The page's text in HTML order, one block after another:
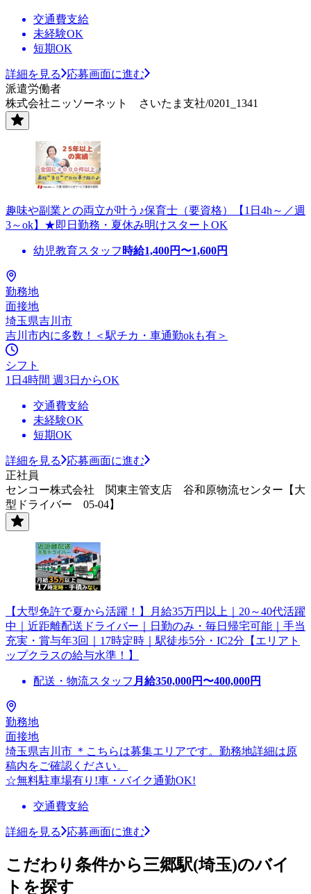
交通費支給
未経験OK
短期OK
詳細を見る
応募画面に進む
派遣労働者
株式会社ニッソーネット さいたま支社/0201_1341
趣味や副業との両立が叶う♪保育士（要資格）【1日4h～／週
3～ok】★即日勤務・夏休み明けスタートOK
幼児教育スタッフ 時給1,400円〜1,600円
勤務地
面接地
埼玉県吉川市
吉川市内に多数！＜駅チカ・車通勤okも有＞
シフト
1日4時間 週3日からOK
交通費支給
未経験OK
短期OK
詳細を見る
応募画面に進む
正社員
センコー株式会社 関東主管支店 谷和原物流センター【大
型ドライバー 05-04】
【大型免許で夏から活躍！】月給35万円以上｜20～40代活躍
中｜近距離配送ドライバー｜日勤のみ・毎日帰宅可能｜手当
充実・賞与年3回｜17時定時｜駅徒歩5分・IC2分【エリアト
ップクラスの給与水準！】
配送・物流スタッフ 月給350,000円〜400,000円
勤務地
面接地
埼玉県吉川市 ＊こちらは募集エリアです。勤務地詳細は原
稿内をご確認ください。
☆無料駐車場有り!車・バイク通勤OK!
交通費支給
詳細を見る 応募画面に進む
こだわり条件から三郷駅(埼玉)のバイ
トを探す